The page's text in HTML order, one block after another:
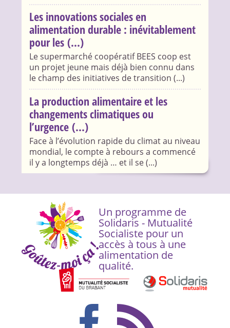
Les innovations sociales en
alimentation durable : inévitablement
pour les (...)
Le supermarché coopératif BEES coop est
un projet jeune mais déjà bien connu dans
le champ des initiatives de transition (...)
La production alimentaire et les
changements climatiques ou
l’urgence (...)
Face à l’évolution rapide du climat au niveau
mondial, le compte à rebours a commencé
il y a longtemps déjà … et il se (...)
Un programme de
Solidaris - Mutualité
Socialiste pour un
accès à tous à une
alimentation de
qualité.